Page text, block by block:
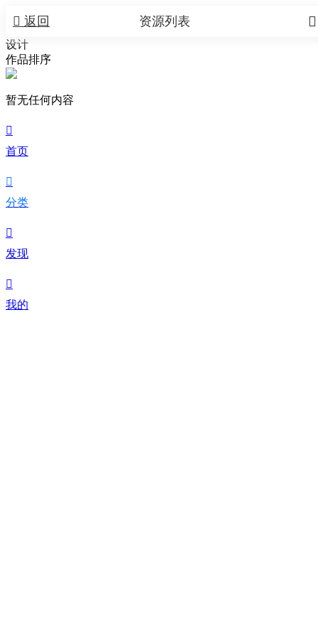
 返回 
资源列表
设计
作品排序
暂无任何内容

首页

分类

发现

我的